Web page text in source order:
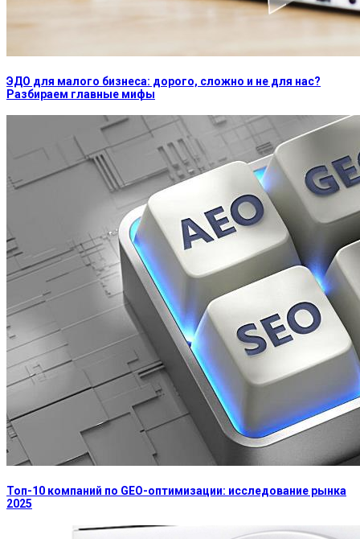
ЭДО для малого бизнеса: дорого, сложно и не для нас?
Разбираем главные мифы
Топ-10 компаний по GEO-оптимизации: исследование рынка
2025